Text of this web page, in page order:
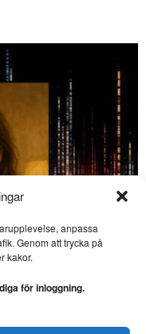
anpassa
Genom att trycka på
kakor.
för inloggning.
än kod, Lydia”